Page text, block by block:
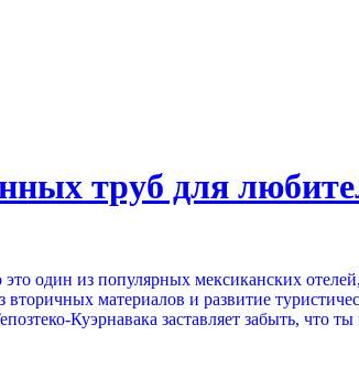
труб для
один из популярных мексиканских
материалов и развитие
Куэрнавака заставляет забыть, что